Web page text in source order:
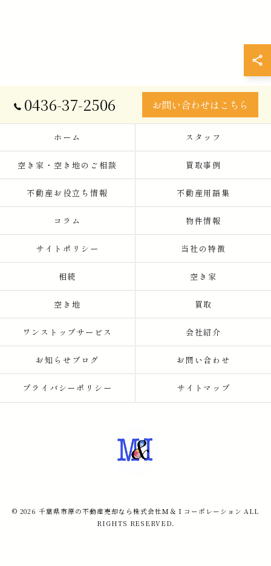
0436-37-2506 お問い合わせはこちら
ホーム スタッフ
空き家・空き地のご相談 買取事例
不動産お役立ち情報 不動産用語集
コラム 物件情報
サイトポリシー 当社の特徴
相続 空き家
空き地 買取
ワンストップサービス 会社紹介
お知らせブログ お問い合わせ
プライバシーポリシー サイトマップ
© 2026 千葉県市原の不動産売却なら株式会社Ｍ＆Ｉコーポレーション ALL
RIGHTS RESERVED.